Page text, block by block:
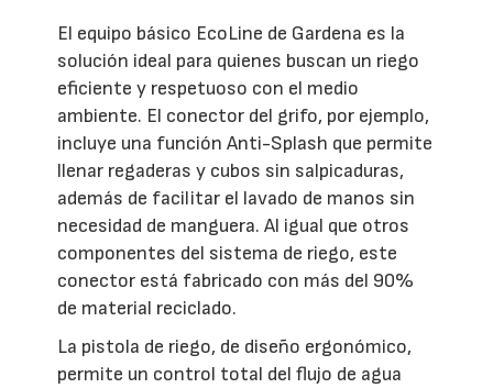
El equipo básico EcoLine de Gardena es la
solución ideal para quienes buscan un riego
eficiente y respetuoso con el medio
ambiente. El conector del grifo, por ejemplo,
incluye una función Anti-Splash que permite
llenar regaderas y cubos sin salpicaduras,
además de facilitar el lavado de manos sin
necesidad de manguera. Al igual que otros
componentes del sistema de riego, este
conector está fabricado con más del 90%
de material reciclado.
La pistola de riego, de diseño ergonómico,
permite un control total del flujo de agua